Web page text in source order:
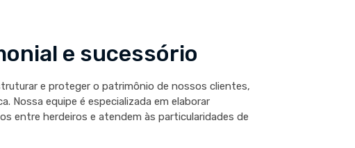
e sucessório
e proteger o patrimônio de nossos clientes,
Nossa equipe é especializada em elaborar
entre herdeiros e atendem às particularidades de